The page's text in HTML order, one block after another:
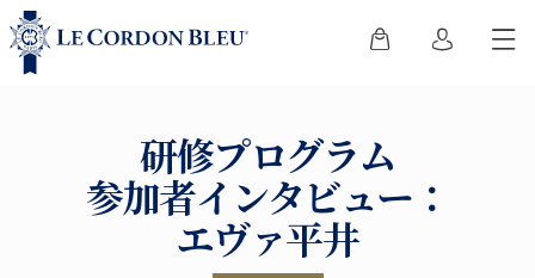
研修プログラム
参加者インタビュー：
エヴァ平井